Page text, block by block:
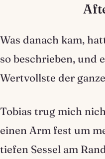
Was danach kam,
so beschrieben, und
Wertvollste der
Tobias trug mich
einen Arm fest um
tiefen Sessel am